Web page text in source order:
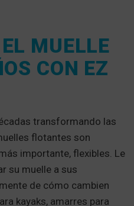
MUELLE
CON EZ
transformando las
flotantes son
importante, flexibles. Le
su muelle a sus
de cómo cambien
kayaks, amarres para